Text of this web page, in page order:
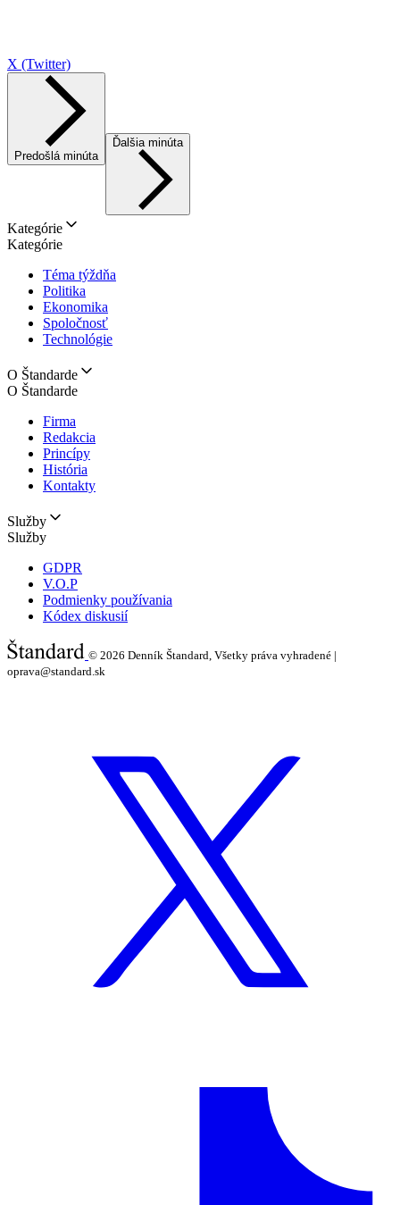
X (Twitter)
Predošlá minúta
Ďalšia minúta
Kategórie
Kategórie
Téma týždňa
Politika
Ekonomika
Spoločnosť
Technológie
O Štandarde
O Štandarde
Firma
Redakcia
Princípy
História
Kontakty
Služby
Služby
GDPR
V.O.P
Podmienky používania
Kódex diskusií
© 2026 Denník Štandard, Všetky práva vyhradené |
oprava@standard.sk